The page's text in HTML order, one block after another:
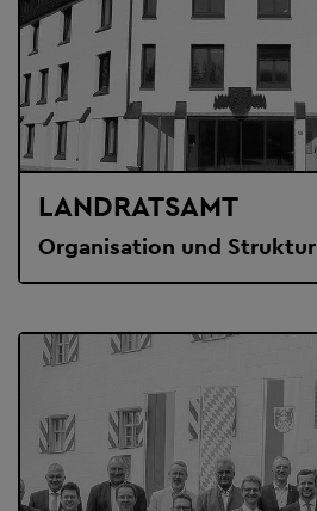
LANDRATSAMT
Organisation und Struktur